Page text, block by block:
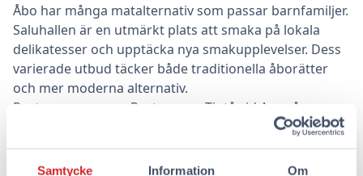
Samtycke Information Om
Åbo har många matalternativ som passar barnfamiljer.
Saluhallen är en utmärkt plats att smaka på lokala
delikatesser och upptäcka nya smakupplevelser. Dess
varierade utbud täcker både traditionella åborätter
och mer moderna alternativ.
Restauranger som Restaurang Tintå vid Aura å
erbjuder en avslappnad miljö för att njuta av en utsökt
måltid. Många restauranger erbjuder specialmenyer
för barn, och kaféer inbjuder till avkoppling med en